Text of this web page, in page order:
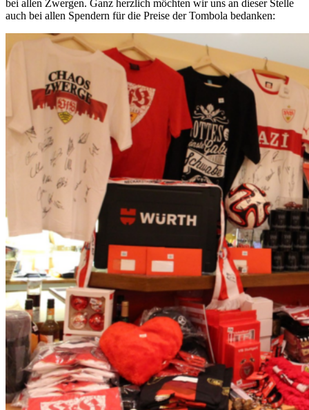
bei allen Zwergen. Ganz herzlich möchten wir uns an dieser Stelle
auch bei allen Spendern für die Preise der Tombola bedanken: